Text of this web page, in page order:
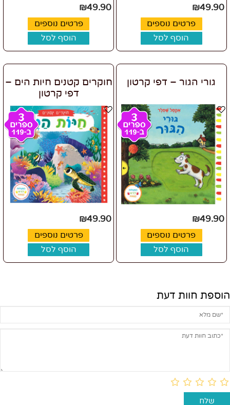
₪49.90
פרטים נוספים
הוסף לסל
₪49.90
פרטים נוספים
הוסף לסל
גורי הגור – דפי קרטון
₪49.90
פרטים נוספים
הוסף לסל
חוקרים קטנים חיות הים –
דפי קרטון
₪49.90
פרטים נוספים
הוסף לסל
הוספת חוות דעת